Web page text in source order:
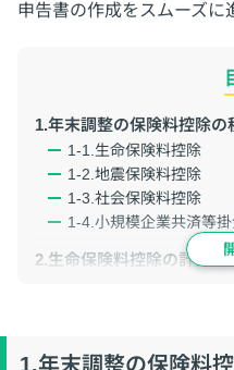
申告書の作成をスムーズに
1.年末調整の保険料控除の
1-1.生命保険料控除
1-2.地震保険料控除
1-3.社会保険料控除
1-4.小規模企業共済等
2.生命保険料控除の計算
1.年末調整の保険料